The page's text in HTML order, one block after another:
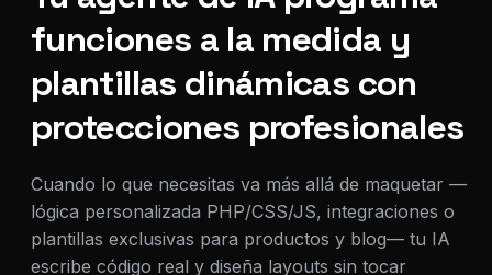
funciones a la medida y
plantillas dinámicas con
protecciones profesionales
Cuando lo que necesitas va más allá de maquetar —
lógica personalizada PHP/CSS/JS, integraciones o
plantillas exclusivas para productos y blog— tu IA
escribe código real y diseña layouts sin tocar